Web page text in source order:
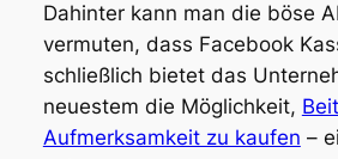
Dahinter kann man die böse
vermuten, dass Facebook
schließlich bietet das
neuestem die Möglichkeit,
Aufmerksamkeit zu kaufen –